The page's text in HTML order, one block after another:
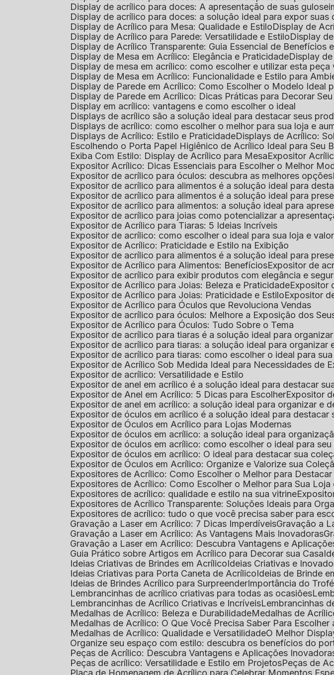
Display de acrílico para doces: A apresentação de suas
Display de acrílico para doces: a solução ideal para expor suas
Display de Acrílico para Mesa: Qualidade e Estilo
Display de
Display de Acrílico para Parede: Versatilidade e Estilo
Display
Display de Acrílico Transparente: Guia Essencial de Benefícios
Display de Mesa em Acrílico: Elegância e Praticidade
Display
Display de mesa em acrílico: como escolher e utilizar esta peça
Display de Mesa em Acrílico: Funcionalidade e Estilo para
Display de Parede em Acrílico: Como Escolher o Modelo Ideal
Display de Parede em Acrílico: Dicas Práticas para Decorar
Display em acrílico: vantagens e como escolher o ideal
Displays de acrílico são a solução ideal para destacar seus
Displays de acrílico: como escolher o melhor para sua loja e
Displays de Acrílico: Estilo e Praticidade
Displays de Acrílico:
Escolhendo o Porta Papel Higiênico de Acrílico Ideal para Seu
Exiba Com Estilo: Display de Acrílico para Mesa Expositor
Expositor Acrílico: Dicas Essenciais para Escolher o Melhor
Expositor de acrílico para óculos: descubra as melhores opções
Expositor de acrílico para alimentos é a solução ideal para
Expositor de acrílico para alimentos é a solução ideal para
Expositor de acrílico para alimentos: a solução ideal para
Expositor de acrílico para joias como potencializar a
Expositor de Acrílico para Tiaras: 5 Ideias Incríveis
Expositor de acrílico: como escolher o ideal para sua loja e
Expositor de Acrílico: Praticidade e Estilo na Exibição
Expositor de acrílico para alimentos é a solução ideal para
Expositor de Acrílico para Alimentos: Benefícios Expositor de
Expositor de acrílico para exibir produtos com elegância e
Expositor de Acrílico para Joias: Beleza e Praticidade
Expositor de Acrílico para Joias: Praticidade e Estilo Expositor
Expositor de Acrílico para Óculos que Revoluciona Vendas
Expositor de acrílico para óculos: Melhore a Exposição dos
Expositor de Acrílico para Óculos: Tudo Sobre o Tema
Expositor de acrílico para tiaras é a solução ideal para
Expositor de acrílico para tiaras: a solução ideal para organizar
Expositor de acrílico para tiaras: como escolher o ideal para
Expositor de Acrílico Sob Medida Ideal para Necessidades de
Expositor de acrílico: Versatilidade e Estilo
Expositor de anel em acrílico é a solução ideal para destacar
Expositor de Anel em Acrílico: 5 Dicas para Escolher Expositor
Expositor de anel em acrílico: a solução ideal para organizar e
Expositor de óculos em acrílico é a solução ideal para
Expositor de Óculos em Acrílico para Lojas Modernas
Expositor de óculos em acrílico: a solução ideal para
Expositor de óculos em acrílico: como escolher o ideal para
Expositor de óculos em acrílico: O ideal para destacar sua
Expositor de Óculos em Acrílico: Organize e Valorize sua
Expositores de Acrílico: Como Escolher o Melhor para
Expositores de Acrílico: Como Escolher o Melhor para Sua
Expositores de acrílico: qualidade e estilo na sua vitrine
Expositores de Acrílico Transparente: Soluções Ideais para
Expositores de acrílico: tudo o que você precisa saber para
Gravação a Laser em Acrílico: 7 Dicas Imperdíveis
Gravação a
Gravação a Laser em Acrílico: As Vantagens Mais Inovadoras
Gravação a Laser em Acrílico: Descubra Vantagens e
Guia Prático sobre Artigos em Acrílico para Decorar sua Casa
Ideias Criativas de Brindes em Acrílico Ideias Criativas e
Ideias Criativas para Porta Caneta de Acrílico Ideias de Brinde
Ideias de Brindes Acrílico para Surpreender Importância do
Lembrancinhas de acrílico criativas para todas as ocasiões
Lembrancinhas de Acrílico Criativas e Incríveis Lembrancinhas
Medalhas de Acrílico: Beleza e Durabilidade
Medalhas de
Medalhas de Acrílico: O Que Você Precisa Saber Para Escolher
Medalhas de Acrílico: Qualidade e Versatilidade
O Melhor
Organize seu espaço com estilo: descubra os benefícios do
Peças de Acrílico: Descubra Vantagens e Aplicações
Peças de acrílico: Versatilidade e Estilo em Projetos
Peças de
Placa de Homenagem de Acrílico para Celebrar Momentos